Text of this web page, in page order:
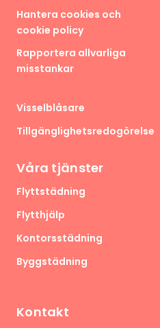
Hantera cookies och
cookie policy
Rapportera allvarliga
misstankar
Visselblåsare
Tillgänglighetsredogörelse
Våra tjänster
Flyttstädning
Flytthjälp
Kontorsstädning
Byggstädning
Kontakt